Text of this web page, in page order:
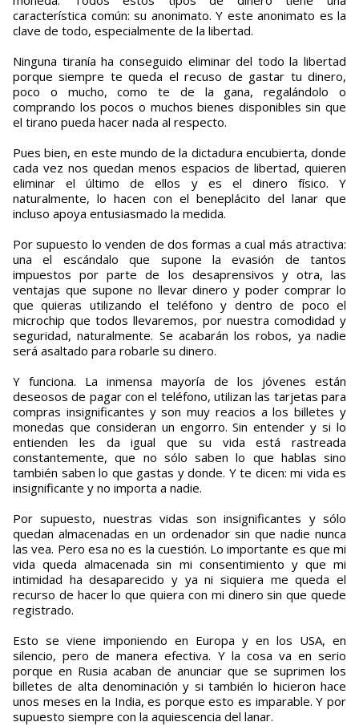
característica común: su anonimato. Y este anonimato es la
clave de todo, especialmente de la libertad.
Ninguna tiranía ha conseguido eliminar del todo la libertad
porque siempre te queda el recuso de gastar tu dinero,
poco o mucho, como te de la gana, regalándolo o
comprando los pocos o muchos bienes disponibles sin que
el tirano pueda hacer nada al respecto.
Pues bien, en este mundo de la dictadura encubierta, donde
cada vez nos quedan menos espacios de libertad, quieren
eliminar el último de ellos y es el dinero físico. Y
naturalmente, lo hacen con el beneplácito del lanar que
incluso apoya entusiasmado la medida.
Por supuesto lo venden de dos formas a cual más atractiva:
una el escándalo que supone la evasión de tantos
impuestos por parte de los desaprensivos y otra, las
ventajas que supone no llevar dinero y poder comprar lo
que quieras utilizando el teléfono y dentro de poco el
microchip que todos llevaremos, por nuestra comodidad y
seguridad, naturalmente. Se acabarán los robos, ya nadie
será asaltado para robarle su dinero.
Y funciona. La inmensa mayoría de los jóvenes están
deseosos de pagar con el teléfono, utilizan las tarjetas para
compras insignificantes y son muy reacios a los billetes y
monedas que consideran un engorro. Sin entender y si lo
entienden les da igual que su vida está rastreada
constantemente, que no sólo saben lo que hablas sino
también saben lo que gastas y donde. Y te dicen: mi vida es
insignificante y no importa a nadie.
Por supuesto, nuestras vidas son insignificantes y sólo
quedan almacenadas en un ordenador sin que nadie nunca
las vea. Pero esa no es la cuestión. Lo importante es que mi
vida queda almacenada sin mi consentimiento y que mi
intimidad ha desaparecido y ya ni siquiera me queda el
recurso de hacer lo que quiera con mi dinero sin que quede
registrado.
Esto se viene imponiendo en Europa y en los USA, en
silencio, pero de manera efectiva. Y la cosa va en serio
porque en Rusia acaban de anunciar que se suprimen los
billetes de alta denominación y si también lo hicieron hace
unos meses en la India, es porque esto es imparable. Y por
supuesto siempre con la aquiescencia del lanar.